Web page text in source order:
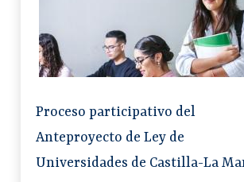
Proceso participativo del
Anteproyecto de Ley de
Universidades de Castilla-La